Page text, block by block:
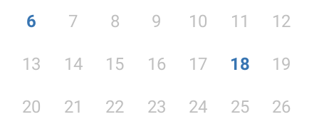
6 7 8 9 10 11 12
13 14 15 16 17 18 19
20 21 22 23 24 25 26